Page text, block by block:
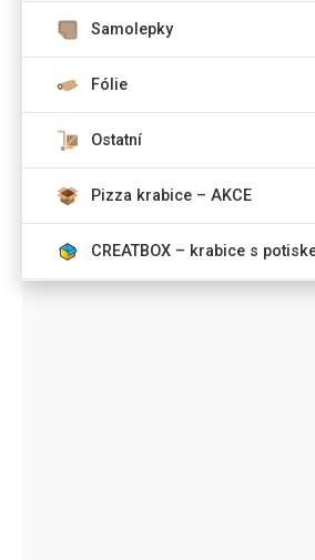
Samolepky
Fólie
Ostatní
Pizza krabice – AKCE
CREATBOX – krabice s